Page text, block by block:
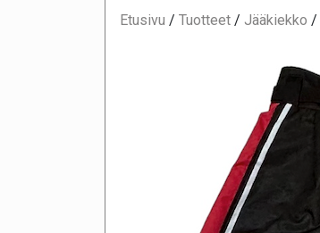
Etusivu / Tuotteet / Jääkiekko /